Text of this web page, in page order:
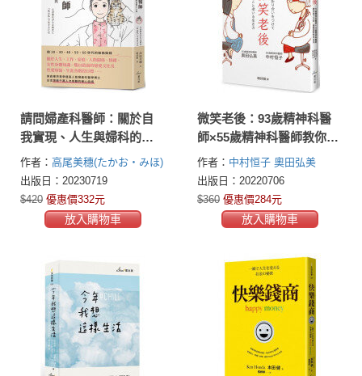
請問婦產科醫師：關於自
我實現、人生與婦科的重
要大小事
作者： 高尾美穗(たかお・みほ)
出版日：20230719
$420 優惠價332元
放入購物車
微笑老後：93歲精神科醫
師×55歲精神科醫師教你放
下不安，優雅面對熟年生
活（日日靜好2）
作者： 中村恒子 奧田弘美
出版日：20220706
$360 優惠價284元
放入購物車